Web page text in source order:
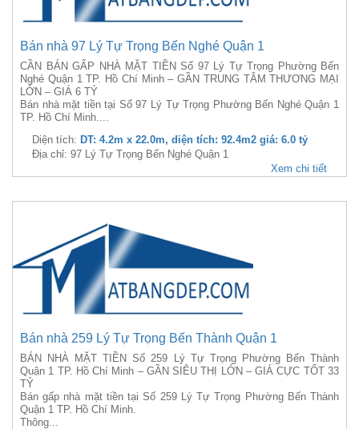
Bán nhà 97 Lý Tự Trọng Bến Nghé Quận 1
CẦN BÁN GẤP NHÀ MẶT TIỀN Số 97 Lý Tự Trọng Phường Bến
Nghé Quận 1 TP. Hồ Chí Minh – GẦN TRUNG TÂM THƯƠNG MẠI
LỚN – GIÁ 6 TỶ
Bán nhà mặt tiền tại Số 97 Lý Tự Trọng Phường Bến Nghé Quận 1
TP. Hồ Chí Minh....
Diện tích: DT: 4.2m x 22.0m, diện tích: 92.4m2 giá: 6.0 tỷ
Địa chỉ: 97 Lý Tự Trọng Bến Nghé Quận 1
Xem chi tiết
Bán nhà 259 Lý Tự Trọng Bến Thành Quận 1
BÁN NHÀ MẶT TIỀN Số 259 Lý Tự Trọng Phường Bến Thành
Quận 1 TP. Hồ Chí Minh – GẦN SIÊU THỊ LỚN – GIÁ CỰC TỐT 33
TỶ
Bán gấp nhà mặt tiền tại Số 259 Lý Tự Trọng Phường Bến Thành
Quận 1 TP. Hồ Chí Minh.
Thông...